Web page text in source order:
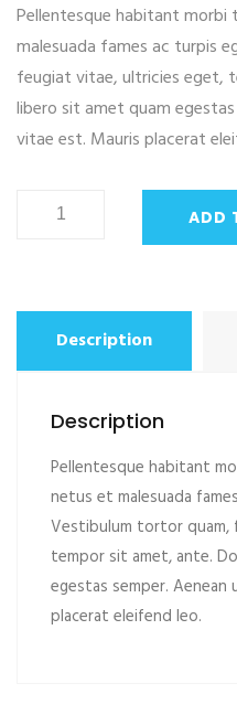
Pellentesque habitant
malesuada fames ac turpis
feugiat vitae, ultricies eget,
libero sit amet quam
vitae est. Mauris placerat
Premium
ADD
Description
Description
Pellentesque habitant
netus et malesuada
Vestibulum tortor
tempor sit amet, ante.
egestas semper.
placerat eleifend leo.